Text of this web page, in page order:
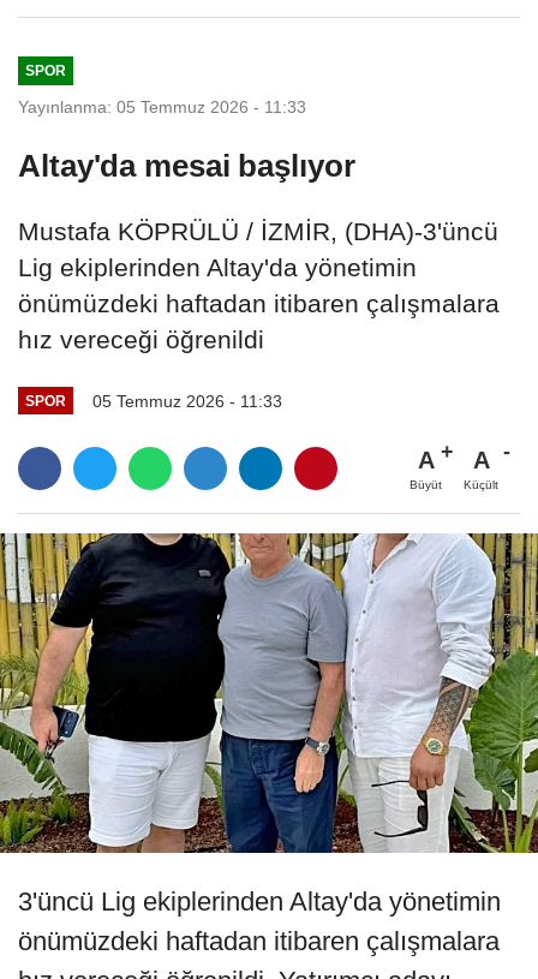
SPOR
Yayınlanma: 05 Temmuz 2026 - 11:33
Altay'da mesai başlıyor
Mustafa KÖPRÜLÜ / İZMİR, (DHA)-3'üncü
Lig ekiplerinden Altay'da yönetimin
önümüzdeki haftadan itibaren çalışmalara
hız vereceği öğrenildi
SPOR 05 Temmuz 2026 - 11:33
A
Büyüt
A
Küçült
3'üncü Lig ekiplerinden Altay'da yönetimin
önümüzdeki haftadan itibaren çalışmalara